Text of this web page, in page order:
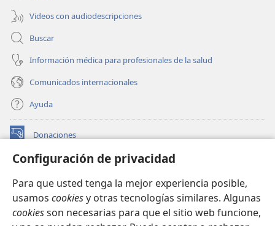
Configuración de privacidad
Para que usted tenga la mejor experiencia posible,
usamos cookiesy otras tecnologías similares. Algunas
cookiesson necesarias para que el sitio web funcione,
Videos con audiodescripciones
Buscar
Información médica para profesionales de la salud
Comunicados internacionales
Ayuda
Donaciones
(abre
una
nueva BIBLIOTECA EN LÍNEA Watchtower™
una
nueva
ventana)
JW Hub
(abre
una